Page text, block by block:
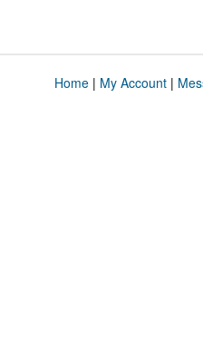
Home| My Account|